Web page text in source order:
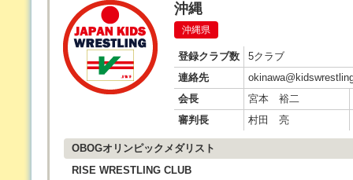
沖縄
沖縄県
登録クラブ数
5クラブ
連絡先
会長
宮本 裕二
審判長
村田 亮
OBOGオリンピックメダリスト
RISE WRESTLING CLUB